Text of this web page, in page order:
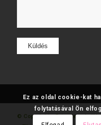
© Copyright - Fatumjewels
Ez az oldal cookie-kat
folytatásával Ön